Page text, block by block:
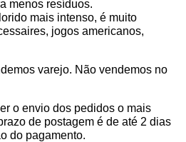
menos resíduos.
mais intenso, é muito
jogos americanos,
varejo. Não vendemos no
o envio dos pedidos o mais
de postagem é de até 2 dias
do pagamento.